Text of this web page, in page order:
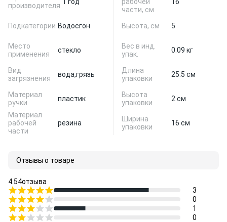
производителя
Подкатегории Водосгон
Место
применения
стекло
Вид
загрязнения
вода,грязь
Материал
ручки
пластик
Материал
рабочей
части
резина
части, см
Высота, см 5
Вес в инд.
упак.
0.09 кг
Длина
упаковки
25.5 см
Высота
упаковки
2 см
Ширина
упаковки
16 см
Отзывы о товаре
4.54отзыва
3
0
1
0